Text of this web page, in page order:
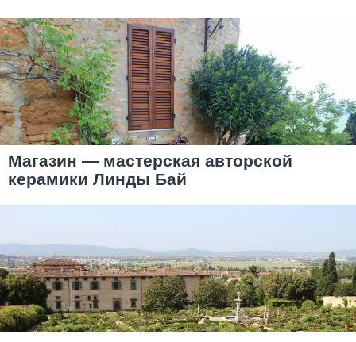
Магазин — мастерская авторской
керамики Линды Бай